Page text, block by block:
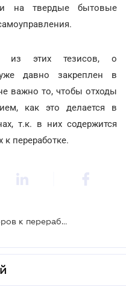
на твердые бытовые
из этих тезисов, о
давно закреплен в
важно то, чтобы отходы
как это делается в
т.к. в них содержится
переработке.
Как подогреть интерес инвесторов к переработке отходов?